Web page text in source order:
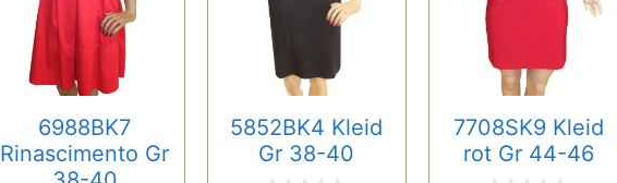
6988BK7
Rinascimento Gr
5852BK4 Kleid
Gr 38-40
7708SK9 Kleid
rot Gr 44-46